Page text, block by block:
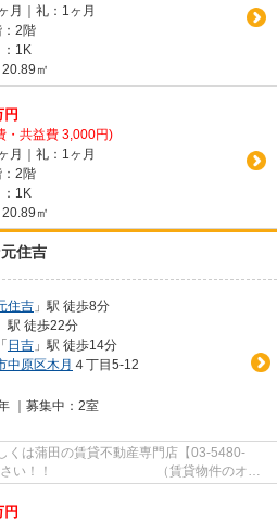
月｜礼：1ヶ月
：2階
1K
㎡
円
・共益費 3,000円)
月｜礼：1ヶ月
：2階
1K
㎡
住吉
住吉 」駅 徒歩8分
」駅 徒歩22分
「 日吉 」駅 徒歩14分
中原区木月 ４丁目5-12
｜募集中： 2室
くは蒲田の賃貸不動産専門店【03-5480-
絡下さい！！ （賃貸物件のオス
円